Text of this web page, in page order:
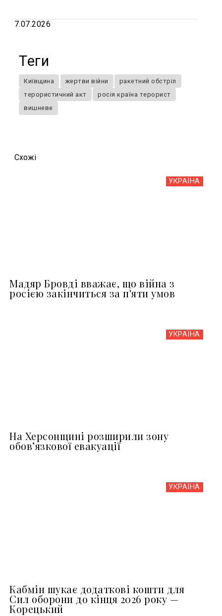
7.07.2026
Теги
Київщина жертви війни
ракетний обстріл
терористичний акт
росія країна терорист
вишневе
Схожi
УКРАЇНА
Мадяр Бровді вважає, що війна з
росією закінчиться за п'яти умов
УКРАЇНА
На Херсонщині розширили зону
обов’язкової евакуації
УКРАЇНА
Кабмін шукає додаткові кошти для
Сил оборони до кінця 2026 року —
Корецький